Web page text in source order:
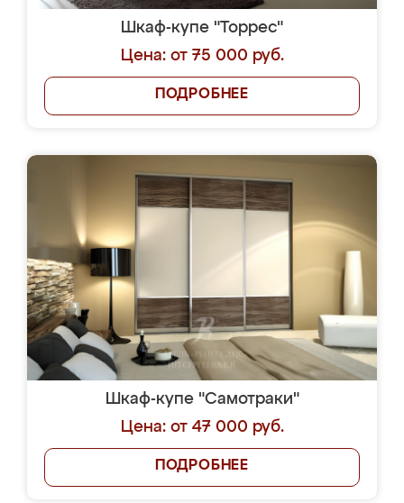
Шкаф-купе "Торрес"
Цена: от 75 000 руб.
ПОДРОБНЕЕ
Шкаф-купе "Самотраки"
Цена: от 47 000 руб.
ПОДРОБНЕЕ